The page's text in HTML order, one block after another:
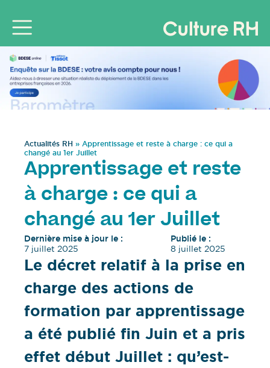
Actualités RH » Apprentissage et reste à charge : ce qui a
changé au 1er Juillet
Apprentissage et reste
à charge : ce qui a
changé au 1er Juillet
Dernière mise à jour le :
7 juillet 2025
Publié le :
8 juillet 2025
Le décret relatif à la prise en
charge des actions de
formation par apprentissage
a été publié fin Juin et a pris
effet début Juillet : qu’est-